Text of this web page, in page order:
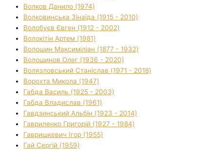
Волков Данило (1974)
Волковинська Зінаїда (1915 - 2010)
Волобуєв Євген (1912 - 2002)
Волокітін Артем (1981)
Волошин Максиміліан (1877 - 1932)
Волошинов Олег (1936 - 2020)
Волязловський Станіслав (1971 - 2018)
Ворохта Микола (1947)
Габда Василь (1925 - 2003)
Габда Владислав (1961)
Гавдзинський Альбін (1923 - 2014)
Гавриленко Григорій (1927 - 1984)
Гавришкевич Ігор (1955)
Гай Сергій (1959)